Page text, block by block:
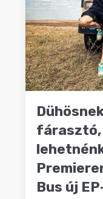
fárasztó,
Bus új